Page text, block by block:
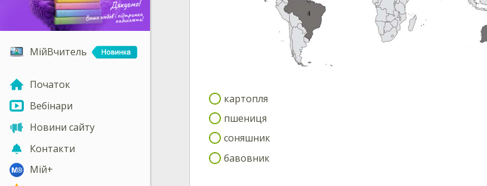
МійВчитель
Початок
Вебінари
Новини сайту
Контакти
Мій+
картопля
пшениця
соняшник
бавовник